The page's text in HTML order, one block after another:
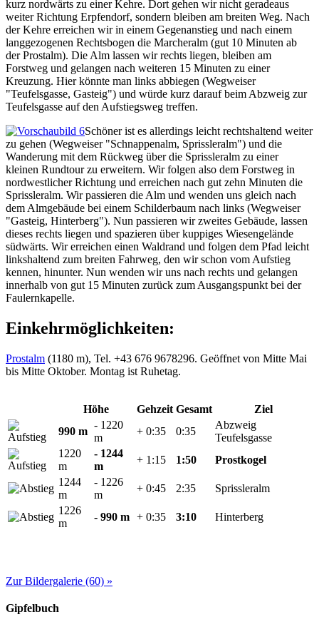
kurz nordwärts zu einer Kehre. Dort gehen wir nicht geradeaus
weiter Richtung Erpfendorf, sondern bleiben am breiten Weg. Nach
der Kehre erreichen wir in einem Gegenanstieg und nach einem
langgezogenen Rechtsbogen die Marcheralm (gut 10 Minuten ab
der Prostalm). Die Alm lassen wir rechts liegen, bleiben am
Forstweg und gelangen nach weiteren 15 Minuten zu einer
Kreuzung. Hier könnte man links abbiegen (Wegweiser
"Teufelsgasse, Gasteig") und würde kurz darauf beim Abzweig zur
Teufelsgasse auf den Aufstiegsweg treffen.
Schöner ist es allerdings leicht rechtshaltend weiter
zu gehen (Wegweiser "Schnappenalm, Sprissleralm") und die
Wanderung mit dem Rückweg über die Sprissleralm zu einer
kleinen Rundtour zu erweitern. Wir folgen also dem Forstweg in
nordwestlicher Richtung und erreichen nach gut zehn Minuten die
Sprissleralm. Wir passieren die Alm und wenden uns gleich nach
dem Almgebäude bei einem Schilderbaum nach links (Wegweiser
"Gasteig, Hinterberg"). Nun passieren wir zweites Gebäude, lassen
dieses rechts liegen und spazieren über kuppiges Wiesengelände
südwärts. Wir erreichen einen Waldrand und folgen dem Pfad leicht
linkshaltend zum breiten Fahrweg, den wir schon vom Aufstieg
kennen, hinunter. Nun wenden wir uns nach rechts und gelangen
innerhalb von gut 15 Minuten zurück zum Ausgangspunkt bei der
Faulernkapelle.
Einkehrmöglichkeiten:
Prostalm (1180 m), Tel. +43 676 9678296. Geöffnet von Mitte Mai
bis Mitte Oktober. Montag ist Ruhetag.
Höhe Gehzeit Gesamt
Ziel
990 m
- 1220
m
+ 0:35 0:35
Abzweig
Teufelsgasse
1220
m
- 1244
m
+ 1:15 1:50
Prostkogel
1244
m
- 1226
m
+ 0:45 2:35
Sprissleralm
1226
m
- 990 m + 0:35 3:10 Hinterberg
Zur Bildergalerie (60) »
Gipfelbuch